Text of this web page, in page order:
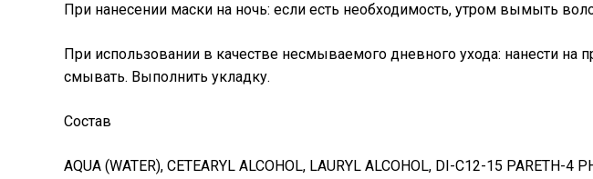
При нанесении маски на ночь: если есть необходимость, утром вымыть
При использовании в качестве несмываемого дневного ухода: нанести
смывать. Выполнить укладку.
Состав
AQUA (WATER), CETEARYL ALCOHOL, LAURYL ALCOHOL, DI-C12-15 PARETH-4